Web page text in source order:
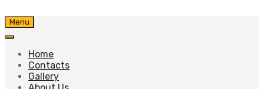
Skip
to
Menu
Home
Contacts
Gallery